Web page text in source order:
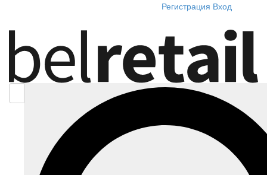
Регистрация Вход